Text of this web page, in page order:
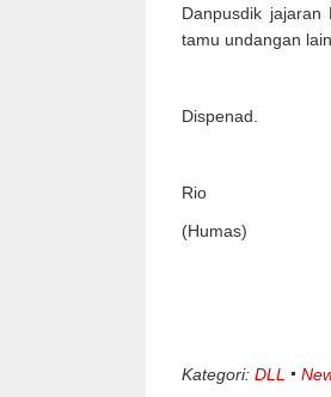
Danpusdik
tamu undangan
Dispenad.
Rio
(Humas)
Kategori: DLL